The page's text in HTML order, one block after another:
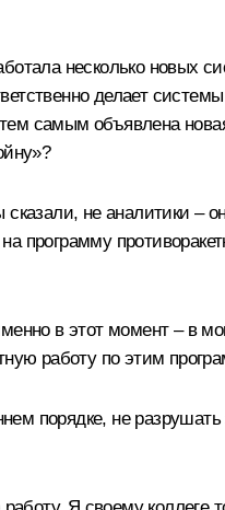
несколько новых
делает
самым объявлена
не аналитики –
программу
в этот момент –
работу по этим
порядке, не